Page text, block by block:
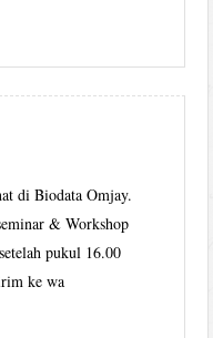
di Biodata Omjay.
& Workshop
pukul 16.00
ke wa